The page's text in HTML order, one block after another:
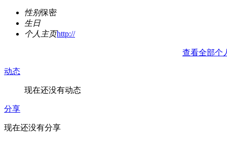
性别保密
生日
个人主页http://
查看全部个
动态
现在还没有动态
分享
现在还没有分享